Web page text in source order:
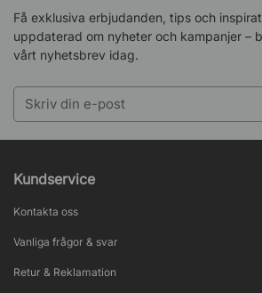
Få exklusiva erbjudanden, tips och
uppdaterad om nyheter och kampanjer –
vårt nyhetsbrev idag.
Kundservice
Kontakta oss
Vanliga frågor & svar
Retur & Reklamation